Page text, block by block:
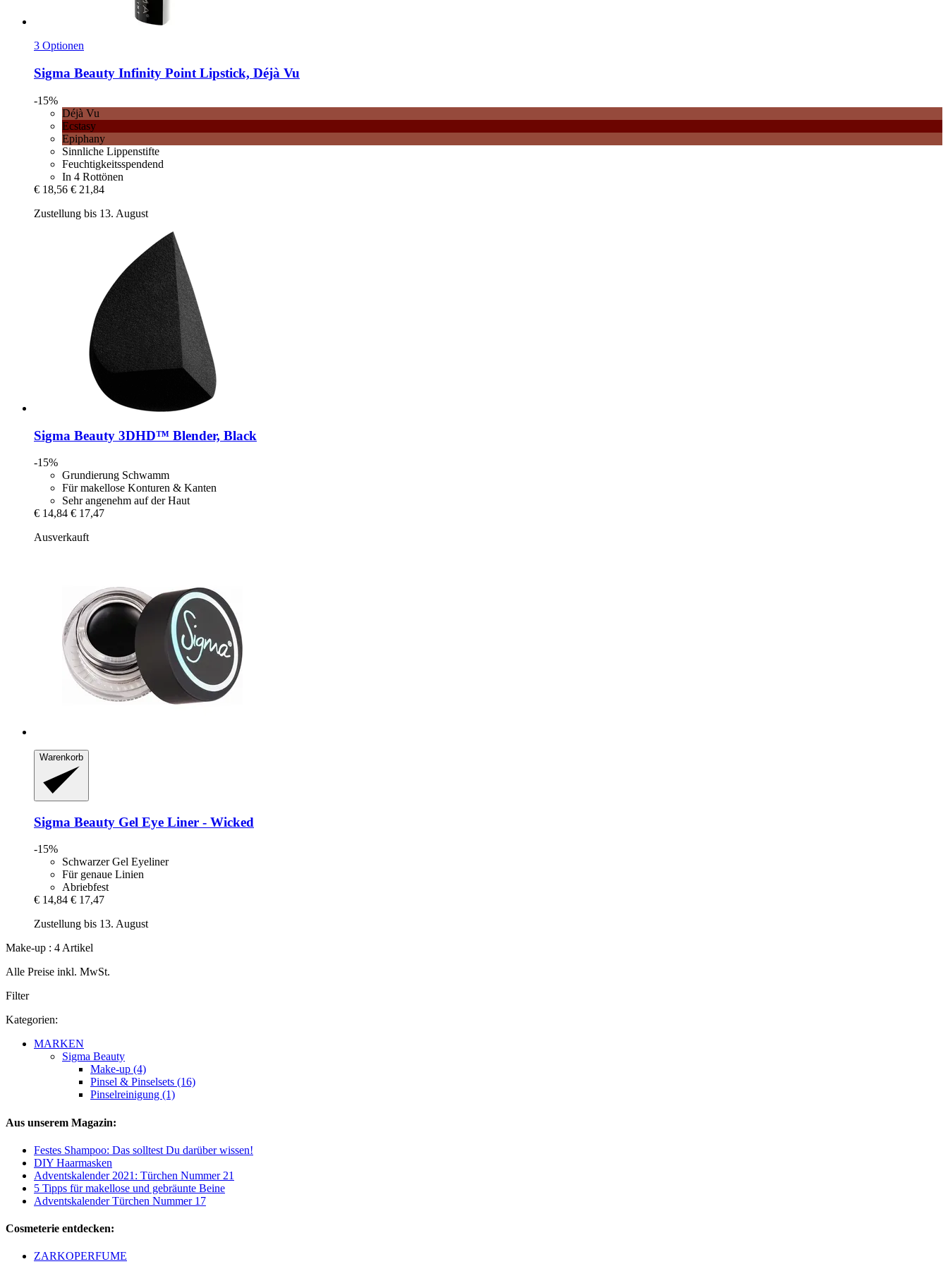
3 Optionen
Sigma Beauty Infinity Point Lipstick, Déjà Vu
-15%
Déjà Vu
Ecstasy
Epiphany
Sinnliche Lippenstifte
Feuchtigkeitsspendend
In 4 Rottönen
€ 18,56 € 21,84
Zustellung bis 13. August
Sigma Beauty 3DHD™ Blender, Black
-15%
Grundierung Schwamm
Für makellose Konturen & Kanten
Sehr angenehm auf der Haut
€ 14,84 € 17,47
Ausverkauft
Warenkorb
Sigma Beauty Gel Eye Liner -​ Wicked
-15%
Schwarzer Gel Eyeliner
Für genaue Linien
Abriebfest
€ 14,84 € 17,47
Zustellung bis 13. August
Make-up : 4 Artikel
Alle Preise inkl. MwSt.
Filter
Kategorien:
MARKEN
Sigma Beauty
Make-up (4)
Pinsel & Pinselsets (16)
Pinselreinigung (1)
Aus unserem Magazin:
Festes Shampoo: Das solltest Du darüber wissen!
DIY Haarmasken
Adventskalender 2021: Türchen Nummer 21
5 Tipps für makellose und gebräunte Beine
Adventskalender Türchen Nummer 17
Cosmeterie entdecken:
ZARKOPERFUME